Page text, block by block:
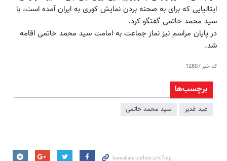
ایتالیایی که برای به صحنه بردن نمایش کوری به ایران آمده است، با
سید محمد خاتمی گفتگو کرد.
در پایان مراسم نیز نماز جماعت به امامت سید محمد خاتمی اقامه
شد.
کد خبر12807
برچسب‌ها
عید غدیر سید محمد خاتمی